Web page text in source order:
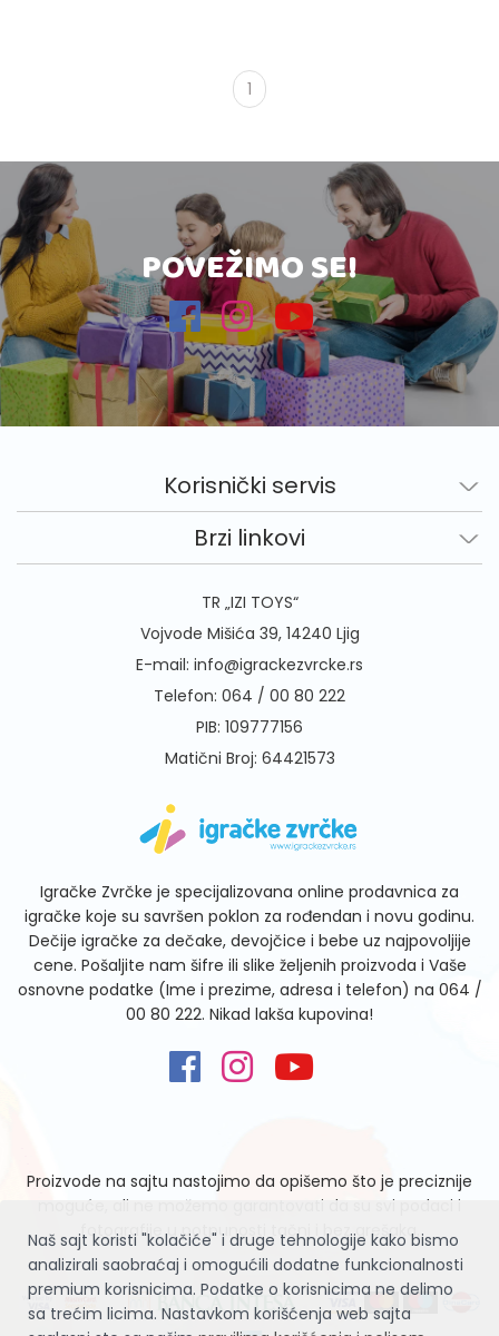
Naš sajt koristi "kolačiće" i druge tehnologije kako bismo
analizirali saobraćaj i omogućili dodatne funkcionalnosti
premium korisnicima. Podatke o korisnicima ne delimo
sa trećim licima. Nastavkom korišćenja web sajta
1
POVEŽIMO SE!
Korisnički servis
Brzi linkovi
TR „IZI TOYS“
Vojvode Mišića 39, 14240 Ljig
E-mail: info@igrackezvrcke.rs
Telefon: 064 / 00 80 222
PIB: 109777156
Matični Broj: 64421573
Igračke Zvrčke je specijalizovana online prodavnica za
igračke koje su savršen poklon za rođendan i novu godinu.
Dečije igračke za dečake, devojčice i bebe uz najpovoljije
cene. Pošaljite nam šifre ili slike željenih proizvoda i Vaše
osnovne podatke (Ime i prezime, adresa i telefon) na 064 /
00 80 222. Nikad lakša kupovina!
Proizvode na sajtu nastojimo da opišemo što je preciznije
moguće, ali ne možemo garantovati da su svi podaci i
fotografije u potpunosti tačni i bez grešaka.